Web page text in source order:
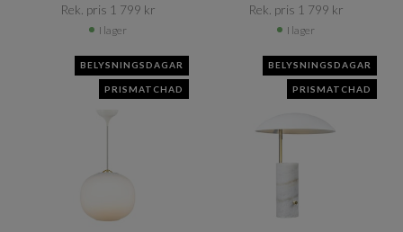
Rek. pris 1 799 kr​​
I lager
Rek. pris 1 799 kr​​
I lager
BELYSNINGSDAGAR
PRISMATCHAD
BELYSNINGSDAGAR
PRISMATCHAD